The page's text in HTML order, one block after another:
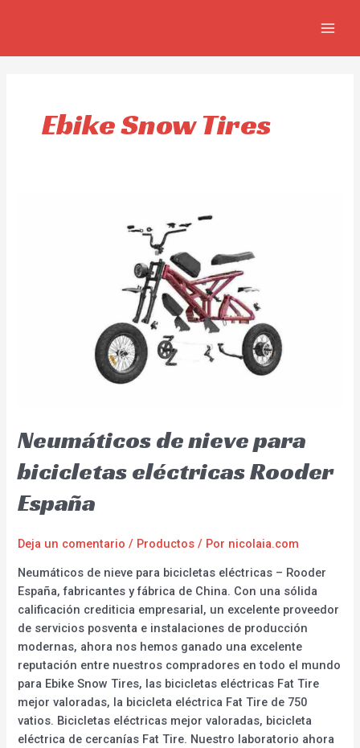
Ebike Snow Tires
Neumáticos de nieve para
bicicletas eléctricas Rooder
España
Deja un comentario / Productos / Por nicolaia.com
Neumáticos de nieve para bicicletas eléctricas – Rooder
España, fabricantes y fábrica de China. Con una sólida
calificación crediticia empresarial, un excelente proveedor
de servicios posventa e instalaciones de producción
modernas, ahora nos hemos ganado una excelente
reputación entre nuestros compradores en todo el mundo
para Ebike Snow Tires, las bicicletas eléctricas Fat Tire
mejor valoradas, la bicicleta eléctrica Fat Tire de 750
vatios. Bicicletas eléctricas mejor valoradas, bicicleta
eléctrica de cercanías Fat Tire. Nuestro laboratorio ahora